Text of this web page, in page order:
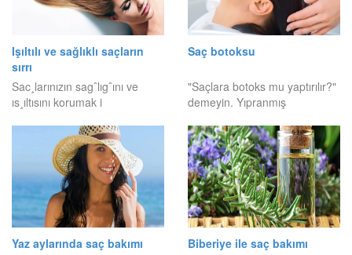
Işıltılı ve sağlıklı saçların
sırrı
Sac¸larınızın sagˆlıgˆını ve
ıs¸ıltısını korumak i
Saç botoksu
"Saçlara botoks mu yaptırılır?"
demeyin. Yıpranmış
Yaz aylarında saç bakımı Biberiye ile saç bakımı